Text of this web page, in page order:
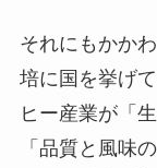
それにもかか
培に国を挙げ
ヒー産業が「
「品質と風味